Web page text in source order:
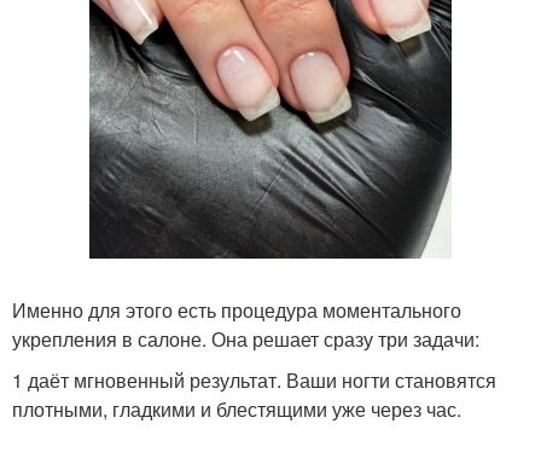
Именно для этого есть процедура моментального
укрепления в салоне. Она решает сразу три задачи:
1 даёт мгновенный результат. Ваши ногти становятся
плотными, гладкими и блестящими уже через час.